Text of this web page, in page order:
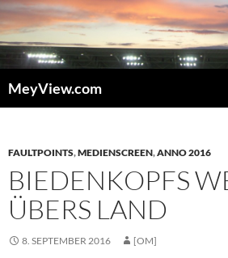
Zum
Inhalt
springen
MeyView.com
FAULTPOINTS,MEDIENSCREEN,ANNO 2016
BIEDENKOPFS
ÜBERS LAND
8. SEPTEMBER 2016 [OM]